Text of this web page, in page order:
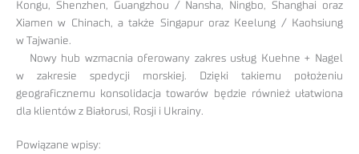
Kongu, Shenzhen, Guangzhou / Nansha, Ningbo, Shanghai oraz
Xiamen w Chinach, a także Singapur oraz Keelung / Kaohsiung
w Tajwanie.
Nowy hub wzmacnia oferowany zakres usług Kuehne + Nagel
w zakresie spedycji morskiej. Dzięki takiemu położeniu
geograficznemu konsolidacja towarów będzie również ułatwiona
dla klientów z Białorusi, Rosji i Ukrainy.
Powiązane wpisy: